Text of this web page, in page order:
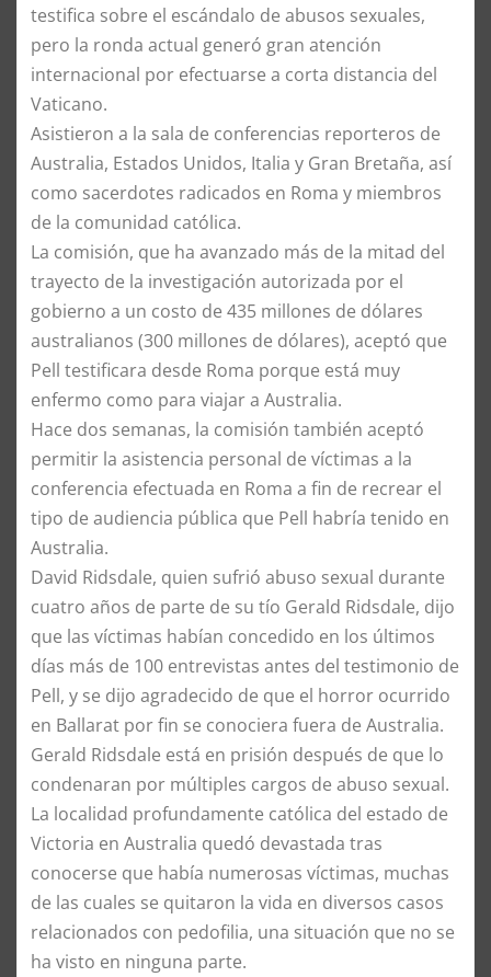
testifica sobre el escándalo de abusos sexuales,
pero la ronda actual generó gran atención
internacional por efectuarse a corta distancia del
Vaticano.
Asistieron a la sala de conferencias reporteros de
Australia, Estados Unidos, Italia y Gran Bretaña, así
como sacerdotes radicados en Roma y miembros
de la comunidad católica.
La comisión, que ha avanzado más de la mitad del
trayecto de la investigación autorizada por el
gobierno a un costo de 435 millones de dólares
australianos (300 millones de dólares), aceptó que
Pell testificara desde Roma porque está muy
enfermo como para viajar a Australia.
Hace dos semanas, la comisión también aceptó
permitir la asistencia personal de víctimas a la
conferencia efectuada en Roma a fin de recrear el
tipo de audiencia pública que Pell habría tenido en
Australia.
David Ridsdale, quien sufrió abuso sexual durante
cuatro años de parte de su tío Gerald Ridsdale, dijo
que las víctimas habían concedido en los últimos
días más de 100 entrevistas antes del testimonio de
Pell, y se dijo agradecido de que el horror ocurrido
en Ballarat por fin se conociera fuera de Australia.
Gerald Ridsdale está en prisión después de que lo
condenaran por múltiples cargos de abuso sexual.
La localidad profundamente católica del estado de
Victoria en Australia quedó devastada tras
conocerse que había numerosas víctimas, muchas
de las cuales se quitaron la vida en diversos casos
relacionados con pedofilia, una situación que no se
ha visto en ninguna parte.